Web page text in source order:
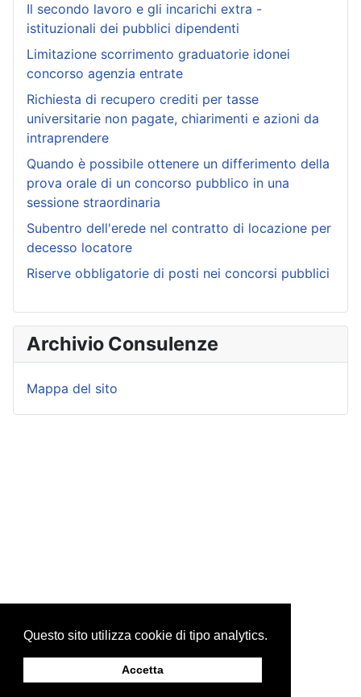
Questo sito utilizza cookie di tipo analytics.
Accetta
Il secondo lavoro e gli incarichi extra -
istituzionali dei pubblici dipendenti
Limitazione scorrimento graduatorie idonei
concorso agenzia entrate
Richiesta di recupero crediti per tasse
universitarie non pagate, chiarimenti e azioni da
intraprendere
Quando è possibile ottenere un differimento della
prova orale di un concorso pubblico in una
sessione straordinaria
Subentro dell'erede nel contratto di locazione per
decesso locatore
Riserve obbligatorie di posti nei concorsi pubblici
Archivio Consulenze
Mappa del sito